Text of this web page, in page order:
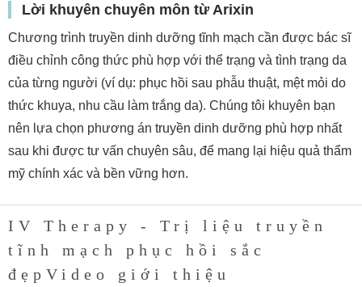
Lời khuyên chuyên môn từ Arixin
Chương trình truyền dinh dưỡng tĩnh mạch cần được bác sĩ
điều chỉnh công thức phù hợp với thể trạng và tình trạng da
của từng người (ví dụ: phục hồi sau phẫu thuật, mệt mỏi do
thức khuya, nhu cầu làm trắng da). Chúng tôi khuyên bạn
nên lựa chọn phương án truyền dinh dưỡng phù hợp nhất
sau khi được tư vấn chuyên sâu, để mang lại hiệu quả thẩm
mỹ chính xác và bền vững hơn.
IV Therapy - Trị liệu truyền
tĩnh mạch phục hồi sắc
đẹpVideo giới thiệu